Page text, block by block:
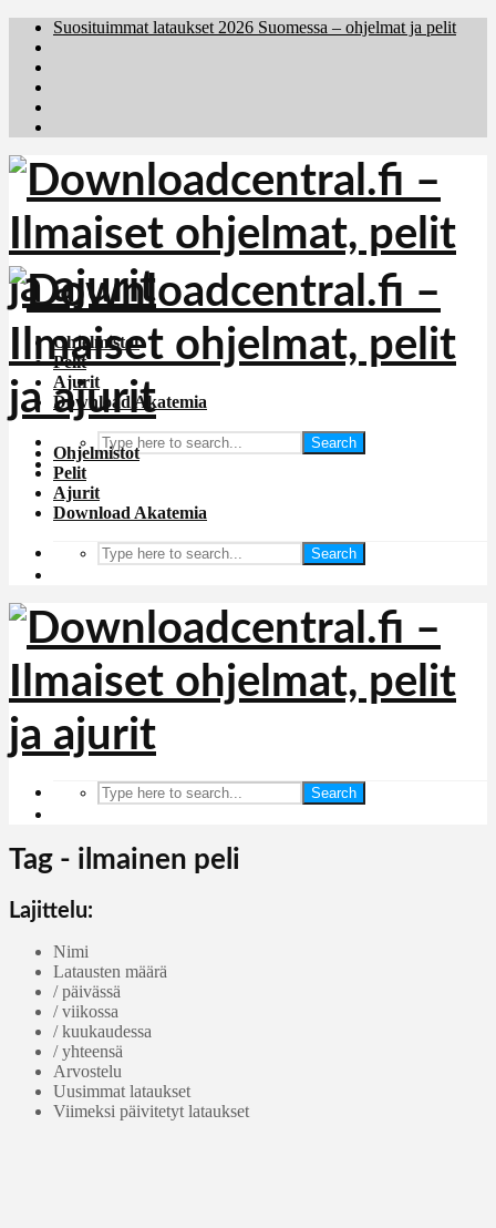
Suosituimmat lataukset 2026 Suomessa – ohjelmat ja pelit
Ohjelmistot
Pelit
Ajurit
Download Akatemia
Search
Ohjelmistot
Pelit
Ajurit
Download Akatemia
Search
Search
Tag - ilmainen peli
Lajittelu:
Nimi
Latausten määrä
/ päivässä
/ viikossa
/ kuukaudessa
/ yhteensä
Arvostelu
Uusimmat lataukset
Viimeksi päivitetyt lataukset